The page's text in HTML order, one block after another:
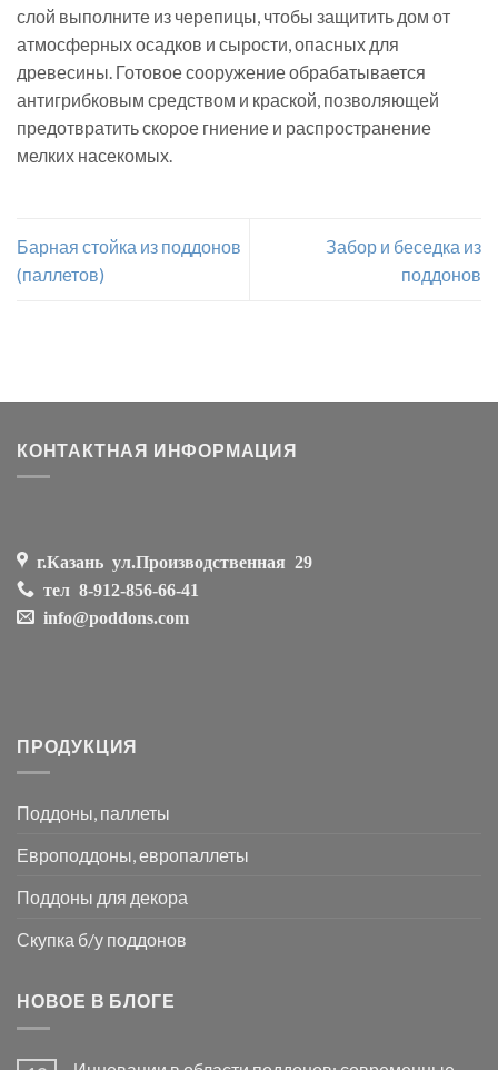
слой выполните из черепицы, чтобы защитить дом от
атмосферных осадков и сырости, опасных для
древесины. Готовое сооружение обрабатывается
антигрибковым средством и краской, позволяющей
предотвратить скорое гниение и распространение
мелких насекомых.
Барная стойка из поддонов
(паллетов)
Забор и беседка из
поддонов
КОНТАКТНАЯ ИНФОРМАЦИЯ
г.Казань ул.Производственная 29
тел 8-912-856-66-41
info@poddons.com
ПРОДУКЦИЯ
Поддоны, паллеты
Европоддоны, европаллеты
Поддоны для декора
Скупка б/у поддонов
НОВОЕ В БЛОГЕ